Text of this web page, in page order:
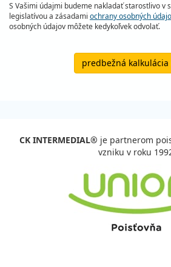
S Vašimi údajmi budeme nakladať starostlivo v
legislatívou a zásadami ochrany osobných
osobných údajov môžete kedykoľvek odvolať.
predbežná kalkulácia
CK INTERMEDIAL® je partnerom
vzniku v roku